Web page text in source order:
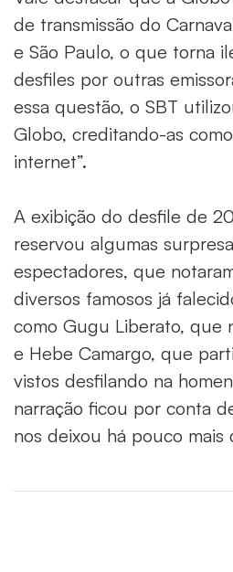
de transmissão do
e São Paulo, o que torna
desfiles por outras
essa questão, o SBT
Globo, creditando-as
internet”.
A exibição do desfile de
reservou algumas
espectadores, que
diversos famosos já
como Gugu Liberato, que
e Hebe Camargo, que
vistos desfilando na
narração ficou por conta
nos deixou há pouco mais